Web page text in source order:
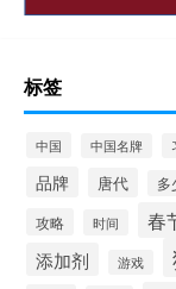
标签
中国 中国名牌
品牌 唐代 多
攻略 时间 春
添加剂 游戏